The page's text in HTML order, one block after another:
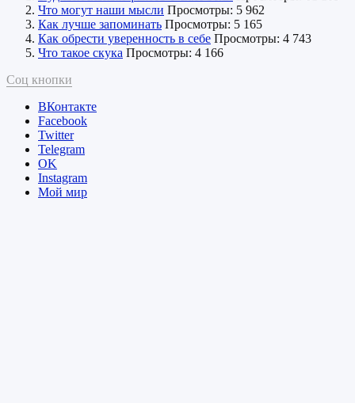
Что могут наши мысли Просмотры: 5 962
Как лучше запоминать Просмотры: 5 165
Как обрести уверенность в себе Просмотры: 4 743
Что такое скука Просмотры: 4 166
Соц кнопки
ВКонтакте
Facebook
Twitter
Telegram
ОK
Instagram
Мой мир